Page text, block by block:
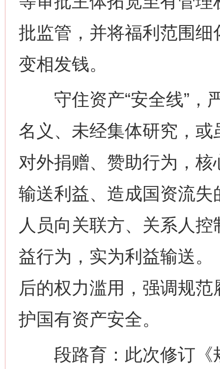
批监管，并将福利范围
变相发钱。
守住资产“安全线”，
名义、未经集体研究，
对外捐赠、赞助行为，
输送利益、造成国资流
人员向关联方、关系人控
益行为，实为利益输送
后的权力滥用，强调规
护国有资产安全。
段路育：此次修订《